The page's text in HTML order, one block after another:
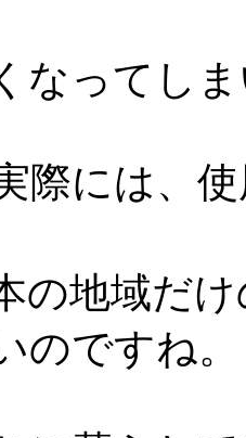
なってし
際には、使
の地域だけ
ですね。